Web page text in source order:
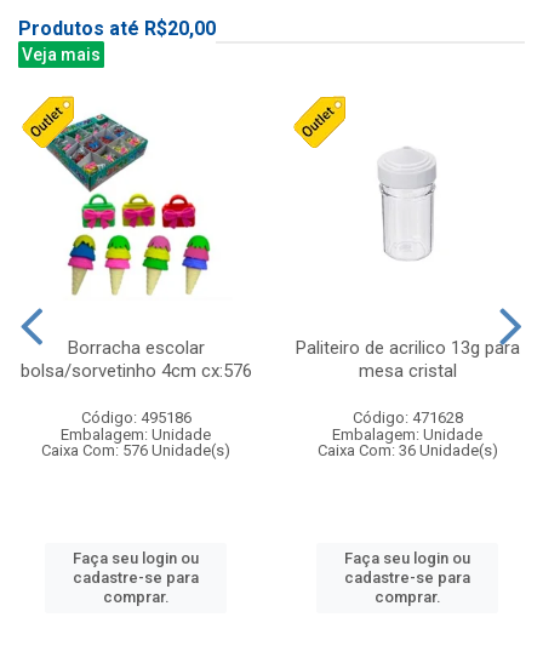
Produtos até R$20,00
Veja mais
Borracha escolar
bolsa/sorvetinho 4cm cx:576
Código: 495186
Embalagem: Unidade
Caixa Com: 576 Unidade(s)
Faça seu login ou
cadastre-se para
comprar.
Paliteiro de acrilico 13g para
mesa cristal
Código: 471628
Embalagem: Unidade
Caixa Com: 36 Unidade(s)
Faça seu login ou
cadastre-se para
comprar.